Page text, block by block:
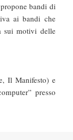
bandi di
ai bandi che
sui motivi delle
Il Manifesto) e
presso